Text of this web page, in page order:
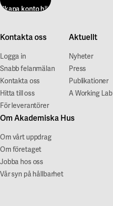
Skapa konto här
Kontakta oss
Logga in
Snabb felanmälan
Kontakta oss
Hitta till oss
För leverantörer
Aktuellt
Nyheter
Press
Publikationer
A Working Lab
Om Akademiska Hus
Om vårt uppdrag
Om företaget
Jobba hos oss
Vår syn på hållbarhet